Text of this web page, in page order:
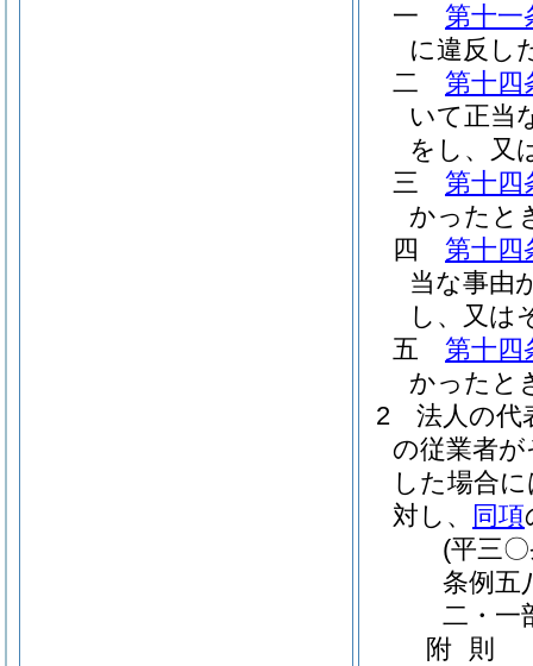
一
第十一
に違反し
二
第十四
いて正当
をし、又
三
第十四
かったと
四
第十四
当な事由
し、又は
五
第十四
かったと
2
法人の代
の従業者
した場合
対し、
同項
(平三
条例五
二・一
附 則